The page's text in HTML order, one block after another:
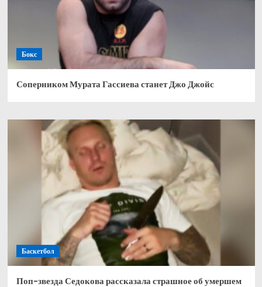
Бокс
Соперником Мурата Гассиева станет Джо Джойс
Баскетбол
Поп-звезда Седокова рассказала страшное об умершем